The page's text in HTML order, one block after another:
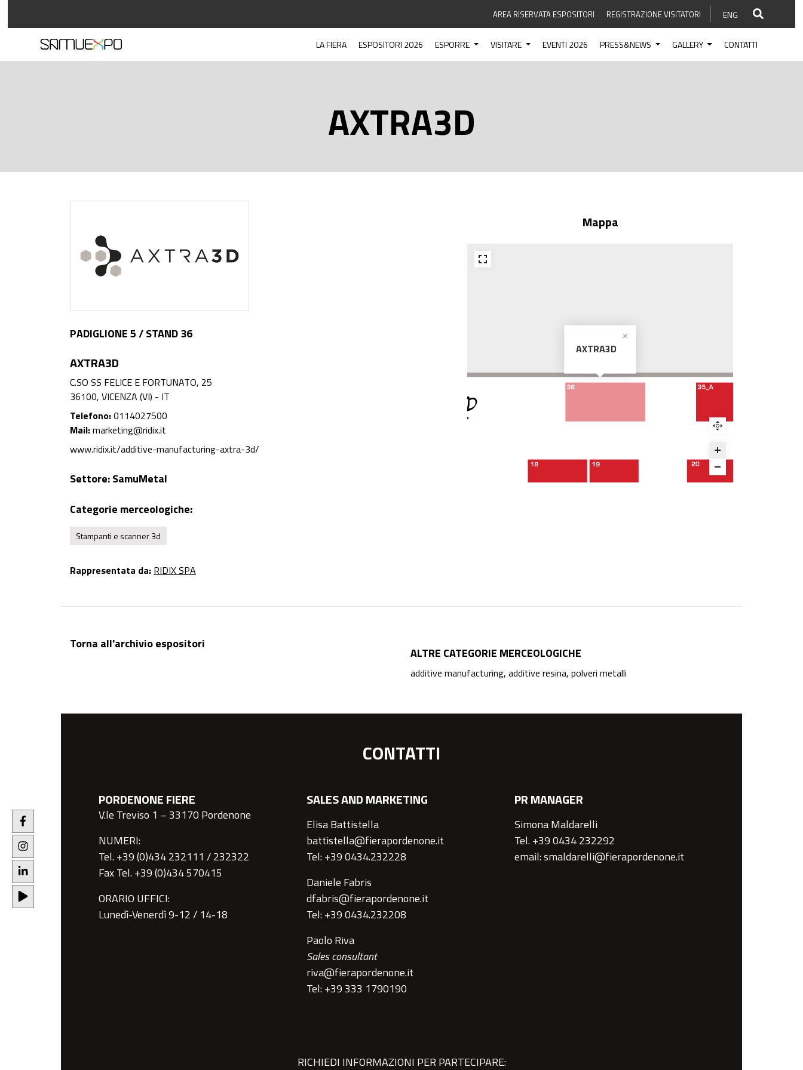
AREA RISERVATA ESPOSITORI REGISTRAZIONE VISITATORI ENG
LA FIERA ESPOSITORI 2026 ESPORRE VISITARE EVENTI 2026 PRESS&NEWS GALLERY CONTATTI
AXTRA3D
PADIGLIONE 5 / STAND 36
AXTRA3D
C.SO SS FELICE E FORTUNATO, 25
36100, VICENZA (VI) - IT
Telefono:0114027500
Mail:marketing@ridix.it
www.ridix.it/additive-manufacturing-axtra-3d/
Settore:SamuMetal
Categorie merceologiche:
Stampanti e scanner 3d
Rappresentata da: RIDIX SPA
Mappa
AXTRA3D
Torna all'archivio espositori
ALTRE CATEGORIE MERCEOLOGICHE
additive manufacturing, additive resina, polveri metalli
CONTATTI
PORDENONE FIERE
V.le Treviso 1 – 33170 Pordenone
NUMERI:
Tel. +39 (0)434 232111 / 232322
Fax Tel. +39 (0)434 570415
ORARIO UFFICI:
Lunedì-Venerdì 9-12 / 14-18
SALES AND MARKETING
Elisa Battistella
battistella@fierapordenone.it
Tel: +39 0434.232228
Daniele Fabris
dfabris@fierapordenone.it
Tel: +39 0434.232208
Paolo Riva
Sales consultant
riva@fierapordenone.it
Tel: +39 333 1790190
PR MANAGER
Simona Maldarelli
Tel. +39 0434 232292
email: smaldarelli@fierapordenone.it
RICHIEDI INFORMAZIONI PER PARTECIPARE: